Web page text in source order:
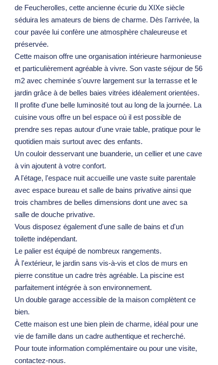
de Feucherolles, cette ancienne écurie du XIXe siècle
séduira les amateurs de biens de charme. Dès l'arrivée, la
cour pavée lui confère une atmosphère chaleureuse et
préservée.
Cette maison offre une organisation intérieure harmonieuse
et particulièrement agréable à vivre. Son vaste séjour de 56
m2 avec cheminée s'ouvre largement sur la terrasse et le
jardin grâce à de belles baies vitrées idéalement orientées.
Il profite d'une belle luminosité tout au long de la journée. La
cuisine vous offre un bel espace où il est possible de
prendre ses repas autour d'une vraie table, pratique pour le
quotidien mais surtout avec des enfants.
Un couloir desservant une buanderie, un cellier et une cave
à vin ajoutent à votre confort.
A l'étage, l'espace nuit accueille une vaste suite parentale
avec espace bureau et salle de bains privative ainsi que
trois chambres de belles dimensions dont une avec sa
salle de douche privative.
Vous disposez également d'une salle de bains et d'un
toilette indépendant.
Le palier est équipé de nombreux rangements.
À l'extérieur, le jardin sans vis-à-vis et clos de murs en
pierre constitue un cadre très agréable. La piscine est
parfaitement intégrée à son environnement.
Un double garage accessible de la maison complètent ce
bien.
Cette maison est une bien plein de charme, idéal pour une
vie de famille dans un cadre authentique et recherché.
Pour toute information complémentaire ou pour une visite,
contactez-nous.